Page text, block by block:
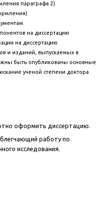
параграфа 2)
на диссертацию
на диссертацию
и изданий, выпускаемых в
быть опубликованы основные
ученой степени доктора
оформить диссертацию.
работу по
исследования.